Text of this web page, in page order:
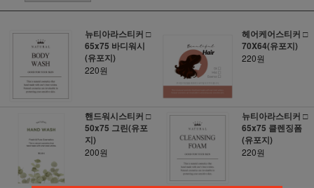
뉴티아라스티커 □
65x75 바디워시
(유포지)
220원
헤어케어스티커 □
70X64(유포지)
220원
핸드워시스티커 □
50x75 그린(유포
지)
200원
뉴티아라스티커 □
65x75 클렌징폼
(유포지)
220원